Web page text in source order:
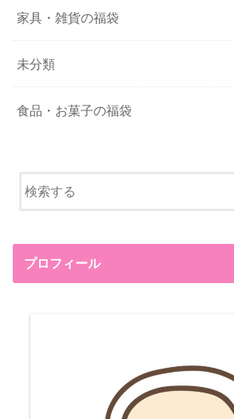
家具・雑貨の福袋
未分類
食品・お菓子の福袋
プロフィール